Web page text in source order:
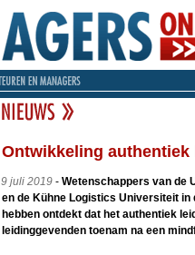
Ontwikkeling
9 juli 2019- Wetenschappers van de
en de Kühne Logistics Universiteit in
hebben ontdekt dat het authentiek
leidinggevenden toenam na een